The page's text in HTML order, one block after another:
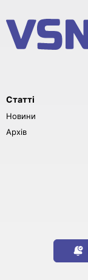
Статті
Новини
Архів